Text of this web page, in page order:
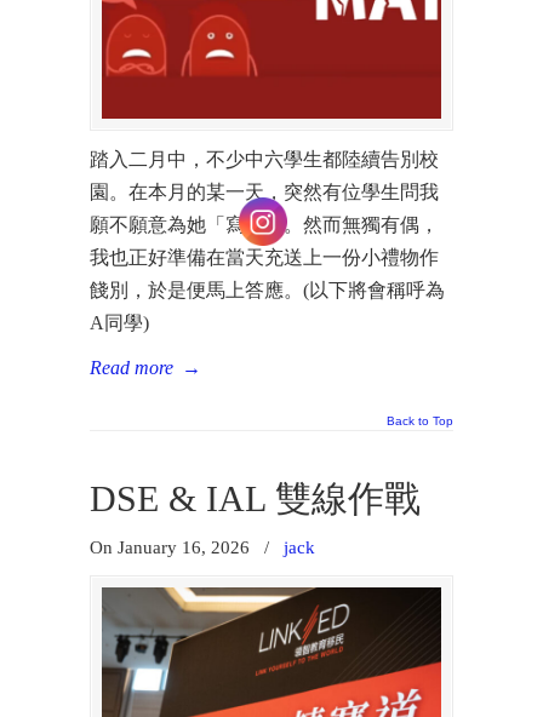
踏入二月中，不少中六學生都陸續告別校
園。在本月的某一天，突然有位學生問我
願不願意為她「寫裙」。然而無獨有偶，
我也正好準備在當天充送上一份小禮物作
餞別，於是便馬上答應。(以下將會稱呼為
A同學)
Read more →
Back to Top
DSE & IAL 雙線作戰
On January 16, 2026 / jack